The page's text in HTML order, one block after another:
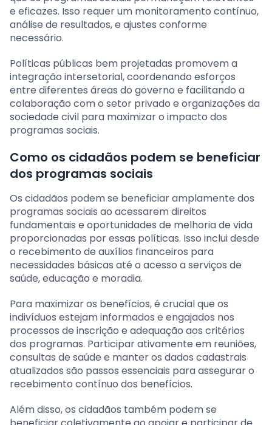
e eficazes. Isso requer um monitoramento contínuo,
análise de resultados, e ajustes conforme
necessário.
Políticas públicas bem projetadas promovem a
integração intersetorial, coordenando esforços
entre diferentes áreas do governo e facilitando a
colaboração com o setor privado e organizações da
sociedade civil para maximizar o impacto dos
programas sociais.
Como os cidadãos podem se beneficiar
dos programas sociais
Os cidadãos podem se beneficiar amplamente dos
programas sociais ao acessarem direitos
fundamentais e oportunidades de melhoria de vida
proporcionadas por essas políticas. Isso inclui desde
o recebimento de auxílios financeiros para
necessidades básicas até o acesso a serviços de
saúde, educação e moradia.
Para maximizar os benefícios, é crucial que os
indivíduos estejam informados e engajados nos
processos de inscrição e adequação aos critérios
dos programas. Participar ativamente em reuniões,
consultas de saúde e manter os dados cadastrais
atualizados são passos essenciais para assegurar o
recebimento contínuo dos benefícios.
Além disso, os cidadãos também podem se